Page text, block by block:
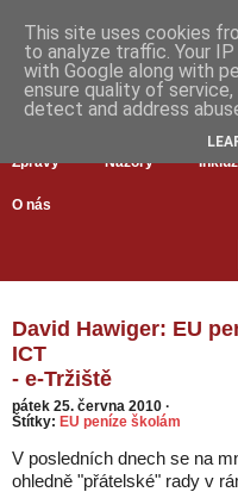
Zprávy Názory
O nás
David Hawiger: EU
ICT
- e-Tržiště
pátek 25. června 2010 ·
Štítky: EU peníze školám
V posledních dnech se na
ohledně "přátelské" rady v
This site uses cookies
to analyze traffic. Your
with Google along with
ensure quality of
detect and address